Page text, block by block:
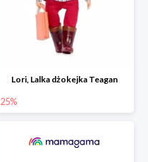
Lori, Lalka dżokejka Teagan
25%